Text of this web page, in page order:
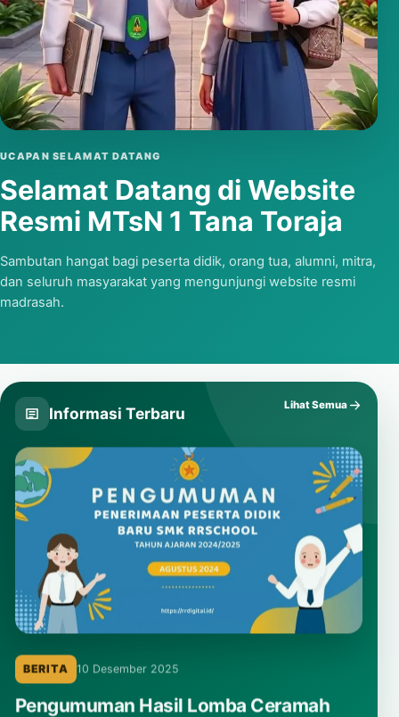
UCAPAN SELAMAT DATANG
Selamat Datang di Website
Resmi MTsN 1 Tana Toraja
Sambutan hangat bagi peserta didik, orang tua, alumni, mitra,
dan seluruh masyarakat yang mengunjungi website resmi
madrasah.
Putar video
Informasi Terbaru Lihat Semua
BERITA 10 Desember 2025
Pengumuman Hasil Lomba Ceramah